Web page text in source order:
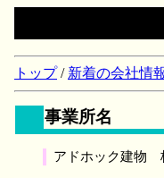
トップ/ 新着の会社情
事業所名
アドホック建物